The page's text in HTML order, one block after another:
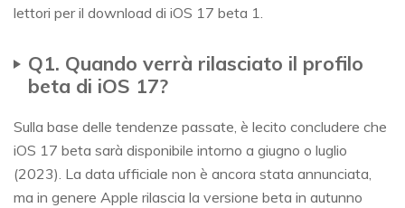
lettori per il download di iOS 17 beta 1.
Q1. Quando verrà rilasciato il profilo
beta di iOS 17?
Sulla base delle tendenze passate, è lecito concludere che
iOS 17 beta sarà disponibile intorno a giugno o luglio
(2023). La data ufficiale non è ancora stata annunciata,
ma in genere Apple rilascia la versione beta in autunno